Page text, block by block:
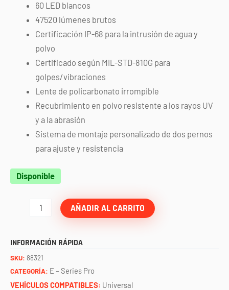
60 LED blancos
47520 lúmenes brutos
Certificación IP-68 para la intrusión de agua y
polvo
Certificado según MIL-STD-810G para
golpes/vibraciones
Lente de policarbonato irrompible
Recubrimiento en polvo resistente a los rayos UV
y a la abrasión
Sistema de montaje personalizado de dos pernos
para ajuste y resistencia
Disponible
Barra
spot
curva
AÑADIR AL CARRITO
INFORMACIÓN RÁPIDA
SKU: 88321
CATEGORÍA: E – Series Pro
VEHÍCULOS COMPATIBLES: Universal